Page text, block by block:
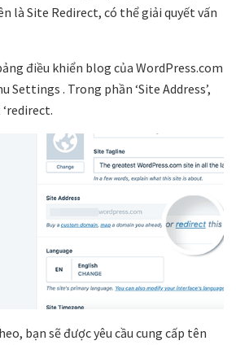
là Site Redirect, có thể giải quyết vấn
điều khiển blog của WordPress.com
Settings . Trong phần ‘Site Address’,
bạn sẽ được yêu cầu cung cấp tên